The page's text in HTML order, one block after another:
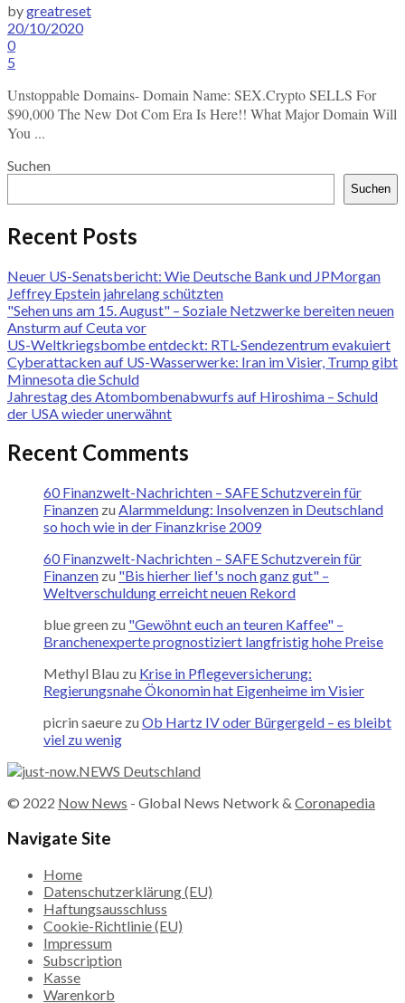
bygreatreset
20/10/2020
0
5
Unstoppable Domains- Domain Name: SEX.Crypto SELLS For
$90,000 The New Dot Com Era Is Here!! What Major Domain Will
You ...
Suchen
Suchen
Recent Posts
Neuer US-Senatsbericht: Wie Deutsche Bank und JPMorgan
Jeffrey Epstein jahrelang schützten
"Sehen uns am 15. August" – Soziale Netzwerke bereiten neuen
Ansturm auf Ceuta vor
US-Weltkriegsbombe entdeckt: RTL-Sendezentrum evakuiert
Cyberattacken auf US-Wasserwerke: Iran im Visier, Trump gibt
Minnesota die Schuld
Jahrestag des Atombombenabwurfs auf Hiroshima – Schuld
der USA wieder unerwähnt
Recent Comments
60 Finanzwelt-Nachrichten – SAFE Schutzverein für
Finanzen zu Alarmmeldung: Insolvenzen in Deutschland
so hoch wie in der Finanzkrise 2009
60 Finanzwelt-Nachrichten – SAFE Schutzverein für
Finanzen zu "Bis hierher lief's noch ganz gut" –
Weltverschuldung erreicht neuen Rekord
blue green zu "Gewöhnt euch an teuren Kaffee" –
Branchenexperte prognostiziert langfristig hohe Preise
Methyl Blau zu Krise in Pflegeversicherung:
Regierungsnahe Ökonomin hat Eigenheime im Visier
picrin saeure zu Ob Hartz IV oder Bürgergeld – es bleibt
viel zu wenig
© 2022 Now News - Global News Network & Coronapedia
Navigate Site
Home
Datenschutzerklärung (EU)
Haftungsausschluss
Cookie-Richtlinie (EU)
Impressum
Subscription
Kasse
Warenkorb